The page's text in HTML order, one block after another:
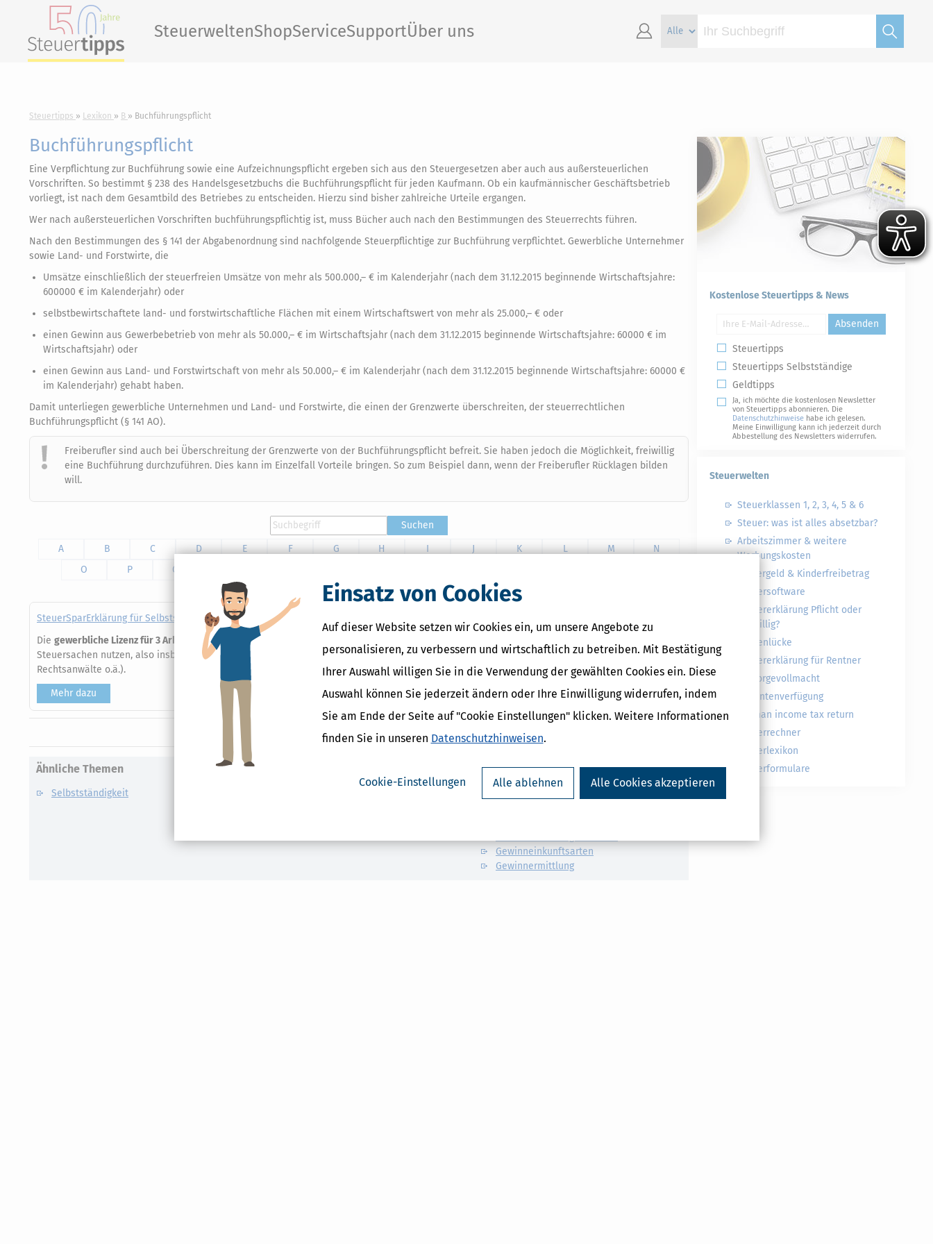
Einsatz von Cookies
Auf dieser Website setzen wir Cookies ein, um unsere Angebote zu
personalisieren, zu verbessern und wirtschaftlich zu betreiben. Mit Bestätigung
Ihrer Auswahl willigen Sie in die Verwendung der gewählten Cookies ein. Diese
Auswahl können Sie jederzeit ändern oder Ihre Einwilligung widerrufen, indem
Sie am Ende der Seite auf "Cookie Einstellungen" klicken. Weitere Informationen
finden Sie in unseren Datenschutzhinweisen.
Cookie-Einstellungen Alle ablehnen Alle Cookies akzeptieren
SteuerweltenShopServiceSupportÜber uns
Steuertipps Lexikon B Buchführungspflicht
Buchführungspflicht
Eine Verpflichtung zur Buchführung sowie eine Aufzeichnungspflicht ergeben sich aus den Steuergesetzen aber auch aus außersteuerlichen
Vorschriften. So bestimmt § 238 des Handelsgesetzbuchs die Buchführungspflicht für jeden Kaufmann. Ob ein kaufmännischer Geschäftsbetrieb
vorliegt, ist nach dem Gesamtbild des Betriebes zu entscheiden. Hierzu sind bisher zahlreiche Urteile ergangen.
Wer nach außersteuerlichen Vorschriften buchführungspflichtig ist, muss Bücher auch nach den Bestimmungen des Steuerrechts führen.
Nach den Bestimmungen des § 141 der Abgabenordnung sind nachfolgende Steuerpflichtige zur Buchführung verpflichtet. Gewerbliche Unternehmer
sowie Land- und Forstwirte, die
Umsätze einschließlich der steuerfreien Umsätze von mehr als 500.000,– € im Kalenderjahr (nach dem 31.12.2015 beginnende Wirtschaftsjahre:
600000 € im Kalenderjahr) oder
selbstbewirtschaftete land- und forstwirtschaftliche Flächen mit einem Wirtschaftswert von mehr als 25.000,– € oder
einen Gewinn aus Gewerbebetrieb von mehr als 50.000,– € im Wirtschaftsjahr (nach dem 31.12.2015 beginnende Wirtschaftsjahre: 60000 € im
Wirtschaftsjahr) oder
einen Gewinn aus Land- und Forstwirtschaft von mehr als 50.000,– € im Kalenderjahr (nach dem 31.12.2015 beginnende Wirtschaftsjahre: 60000 €
im Kalenderjahr) gehabt haben.
Damit unterliegen gewerbliche Unternehmen und Land- und Forstwirte, die einen der Grenzwerte überschreiten, der steuerrechtlichen
Buchführungspflicht (§ 141 AO).
Freiberufler sind auch bei Überschreitung der Grenzwerte von der Buchführungspflicht befreit. Sie haben jedoch die Möglichkeit, freiwillig
eine Buchführung durchzuführen. Dies kann im Einzelfall Vorteile bringen. So zum Beispiel dann, wenn der Freiberufler Rücklagen bilden
will.
Suchen
A
B C D E F G H I J K L M
N
O
P Q
SteuerSparErklärung für Selbstständige (Steuerjahr 2025) - gewerbliche Lizenz
Die gewerbliche Lizenz für 3 Arbeitsplätze
gilt für alle Anwender, die die Software im Rahmen einer entgeltlichen Hilfe in
Steuersachen nutzen, also insbesondere beim Einsatz in steuerberatenden Berufen (Lohnsteuerhilfeverein, Steuerberater,
Rechtsanwälte o.ä.).
Mehr dazu
Ähnliche Themen
Selbstständigkeit
Verwandte Begriffe
Gewinneinkunftsarten
Gewinnermittlung
Kostenlose Steuertipps & News
Absenden
Steuertipps
Steuertipps Selbstständige
Geldtipps
Ja, ich möchte die kostenlosen Newsletter
von Steuertipps abonnieren. Die
Datenschutzhinweise habe ich gelesen.
Meine Einwilligung kann ich jederzeit durch
Abbestellung des Newsletters widerrufen.
Steuerwelten
Steuerklassen 1, 2, 3, 4, 5 & 6
Steuer: was ist alles absetzbar?
Arbeitszimmer & weitere
Werbungskosten
Kindergeld & Kinderfreibetrag
Steuersoftware
Steuererklärung Pflicht oder
freiwillig?
Rentenlücke
Steuererklärung für Rentner
Vorsorgevollmacht
Patientenverfügung
German income tax return
Steuerrechner
Steuerlexikon
Steuerformulare